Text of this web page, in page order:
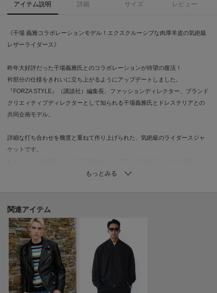
アイテム説明 詳細 サイズ レビュー
《干場 義雅コラボレーションモデル！エクスクルーシブな肉厚羊皮の気絶級
レザーライダース》
昨年大好評だった干場義雅氏とのコラボレーションが待望の復活！
衿部分の仕様をきれいに立ち上がるようにアップデートしました。
『FORZA STYLE』（講談社）編集長、ファッションディレクター、ブランド
クリエィティブディレクターとして知られる干場義雅氏とドレステリアとの
共同企画モデル。
詳細な打ち合わせを幾度と重ねて作り上げられた、気絶級のライダースジャ
ケットです。
しなやかさや柔らかさが特徴の羊革に厚みが加わることで、男らしさと優し
また、ファスナーにはRACCAGNI（ラッカーニ）の物を使用。
その中でもヨーロッパのラグジュアリーブランドなどでも多く使われている
「Super R」と言われるファスナーを採用。
そのラグジュアリーな輝きによって良質感のある仕上がりとなりました。
ヨーロッパのブランドのレザーを多く扱うタンナーで革を仕上げ、レザーに
特化した熟練工場で縫製することでラグジュアリーなレザーアイテムが完
関連アイテム